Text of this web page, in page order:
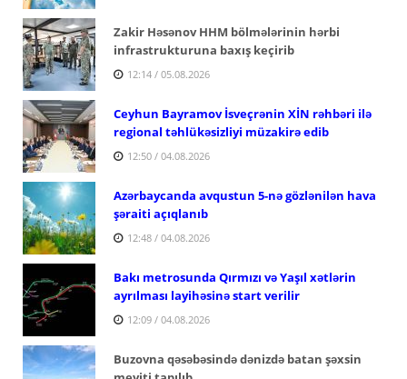
Zakir Həsənov HHM bölmələrinin hərbi
infrastrukturuna baxış keçirib
12:14 / 05.08.2026
Ceyhun Bayramov İsveçrənin XİN rəhbəri ilə
regional təhlükəsizliyi müzakirə edib
12:50 / 04.08.2026
Azərbaycanda avqustun 5-nə gözlənilən hava
şəraiti açıqlanıb
12:48 / 04.08.2026
Bakı metrosunda Qırmızı və Yaşıl xətlərin
ayrılması layihəsinə start verilir
12:09 / 04.08.2026
Buzovna qəsəbəsində dənizdə batan şəxsin